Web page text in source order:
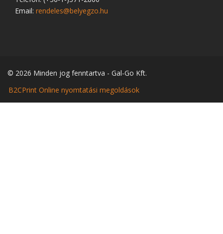
Email: rendeles@belyegzo.hu
© 2026 Minden jog fenntartva - Gal-Go Kft.
B2CPrint Online nyomtatási megoldások